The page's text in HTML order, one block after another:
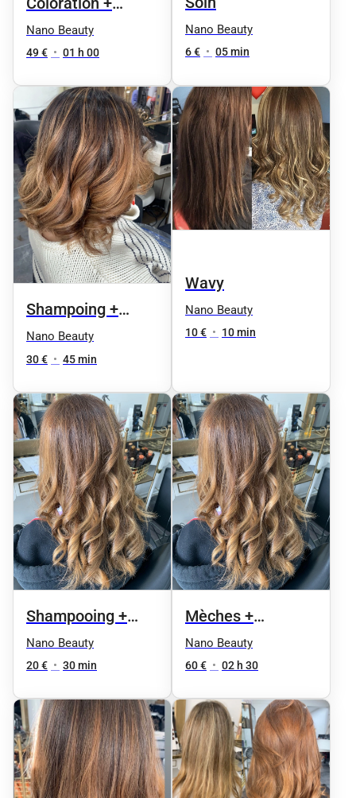
Shampoing +
Brushing
Nano Beauty
49 € • 01 h 00
Nano Beauty
6 € • 05 min
Shampoing +
Brushing cheveux
très long et épais
Nano Beauty
30 € • 45 min
Wavy
Nano Beauty
10 € • 10 min
Shampooing +
Coupe
Nano Beauty
20 € • 30 min
Mèches +
Shampoing +
Brushing cheveux
Nano Beauty
60 € • 02 h 30